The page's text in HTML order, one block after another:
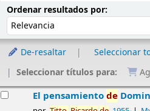
Ordenar resultados por:
De-resaltar Seleccionar
Seleccionar títulos para:
El pensamientode